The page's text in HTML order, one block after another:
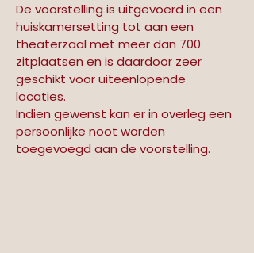
De voorstelling is uitgevoerd in een
huiskamersetting tot aan een
theaterzaal met meer dan 700
zitplaatsen en is daardoor zeer
geschikt voor uiteenlopende
locaties.
Indien gewenst kan er in overleg een
persoonlijke noot worden
toegevoegd aan de voorstelling.